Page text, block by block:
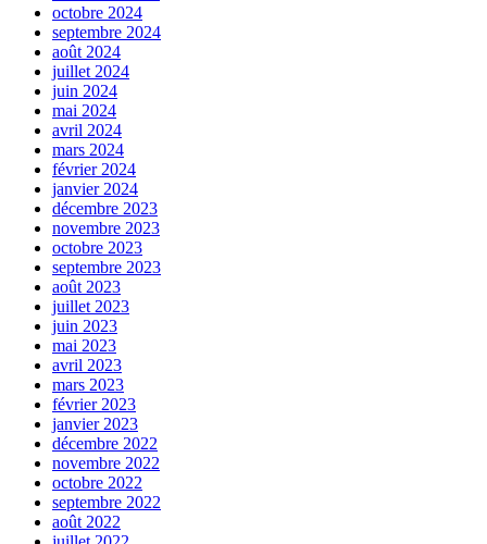
octobre 2024
septembre 2024
août 2024
juillet 2024
juin 2024
mai 2024
avril 2024
mars 2024
février 2024
janvier 2024
décembre 2023
novembre 2023
octobre 2023
septembre 2023
août 2023
juillet 2023
juin 2023
mai 2023
avril 2023
mars 2023
février 2023
janvier 2023
décembre 2022
novembre 2022
octobre 2022
septembre 2022
août 2022